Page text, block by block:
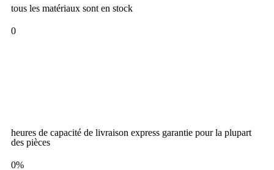
tous les matériaux sont en stock
0
heures de capacité de livraison express garantie pour la plupart
des pièces
0%